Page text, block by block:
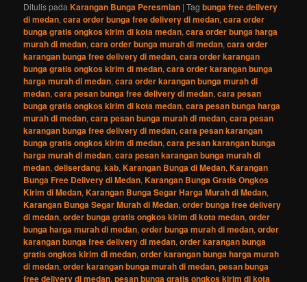
Ditulis pada Karangan Bunga Peresmian |Tag bunga free delivery
di medan,cara order bunga free delivery di medan,cara order
bunga gratis ongkos kirim di kota medan,cara order bunga harga
murah di medan,cara order bunga murah di medan,cara order
karangan bunga free delivery di medan,cara order karangan
bunga gratis ongkos kirim di medan,cara order karangan bunga
harga murah di medan,cara order karangan bunga murah di
medan,cara pesan bunga free delivery di medan,cara pesan
bunga gratis ongkos kirim di kota medan,cara pesan bunga harga
murah di medan,cara pesan bunga murah di medan,cara pesan
karangan bunga free delivery di medan,cara pesan karangan
bunga gratis ongkos kirim di medan,cara pesan karangan bunga
harga murah di medan,cara pesan karangan bunga murah di
medan,deliserdang,kab,Karangan Bunga di Medan,Karangan
Bunga Free Delivery di Medan,Karangan Bunga Gratis Ongkos
Kirim di Medan,Karangan Bunga Segar Harga Murah di Medan,
Karangan Bunga Segar Murah di Medan,order bunga free delivery
di medan,order bunga gratis ongkos kirim di kota medan,order
bunga harga murah di medan,order bunga murah di medan,order
karangan bunga free delivery di medan,order karangan bunga
gratis ongkos kirim di medan,order karangan bunga harga murah
di medan,order karangan bunga murah di medan,pesan bunga
free delivery di medan,pesan bunga gratis ongkos kirim di kota